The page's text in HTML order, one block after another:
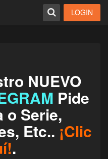
LOGIN
NUEVO
Pide
o Serie,
Etc.. ¡Clic
.